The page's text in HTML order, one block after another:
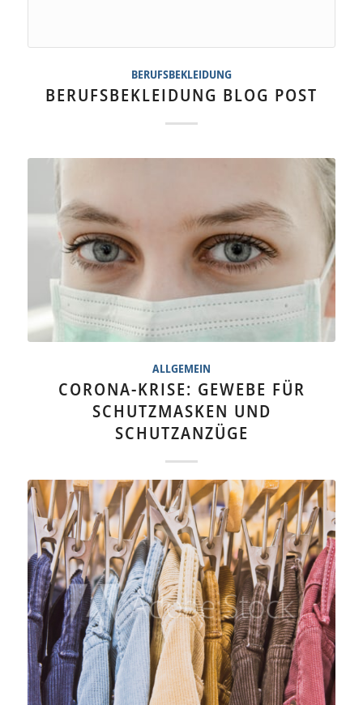
BERUFSBEKLEIDUNG
BERUFSBEKLEIDUNG BLOG POST
ALLGEMEIN
CORONA-KRISE: GEWEBE FÜR
SCHUTZMASKEN UND
SCHUTZANZÜGE